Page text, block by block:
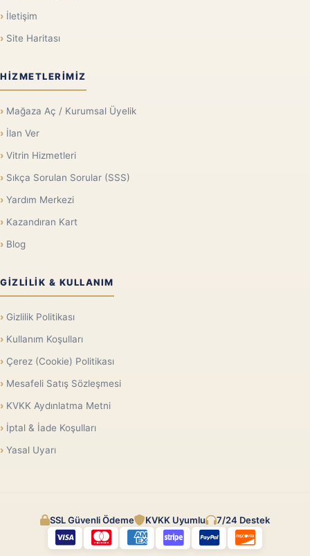
İletişim
Site Haritası
HIZMETLERIMIZ
Mağaza Aç / Kurumsal Üyelik
İlan Ver
Vitrin Hizmetleri
Sıkça Sorulan Sorular (SSS)
Yardım Merkezi
Kazandıran Kart
Blog
GIZLILIK & KULLANIM
Gizlilik Politikası
Kullanım Koşulları
Çerez (Cookie) Politikası
Mesafeli Satış Sözleşmesi
KVKK Aydınlatma Metni
İptal & İade Koşulları
Yasal Uyarı
SSL Güvenli Ödeme KVKK Uyumlu 7/24 Destek